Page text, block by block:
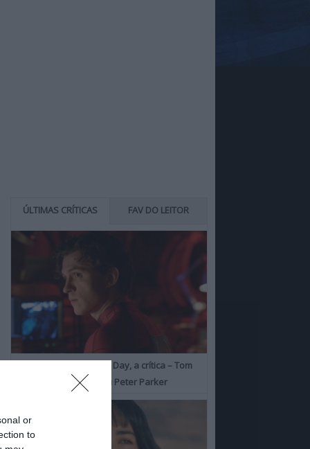
or
to
ÚLTIMAS CRÍTICAS FAV DO LEITOR
Spider-Man: Brand New Day, a crítica – Tom
Holland consolida o seu Peter Parker